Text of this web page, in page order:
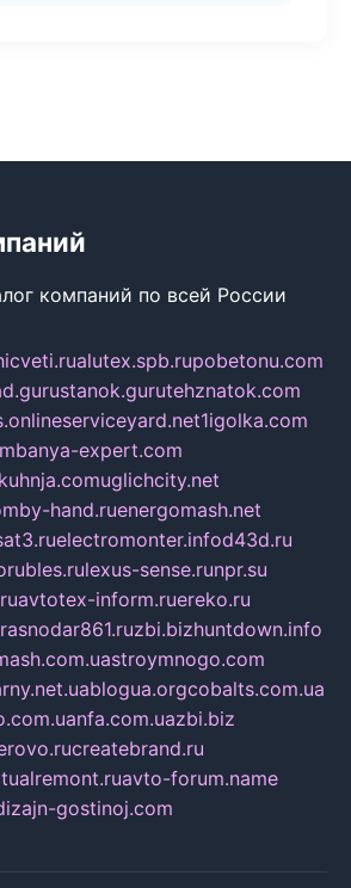
компаний по всей России
alutex.spb.rupobetonu.com
stanok.gurutehznatok.com
serviceyard.net1igolka.com
banya-expert.com
uglichcity.net
by-hand.ruenergomash.net
electromonter.infod43d.ru
lexus-sense.runpr.su
avtotex-inform.ruereko.ru
zbi.bizhuntdown.info
stroymnogo.com
blogua.orgcobalts.com.ua
nfa.com.uazbi.biz
createbrand.ru
avto-forum.name
gostinoj.com